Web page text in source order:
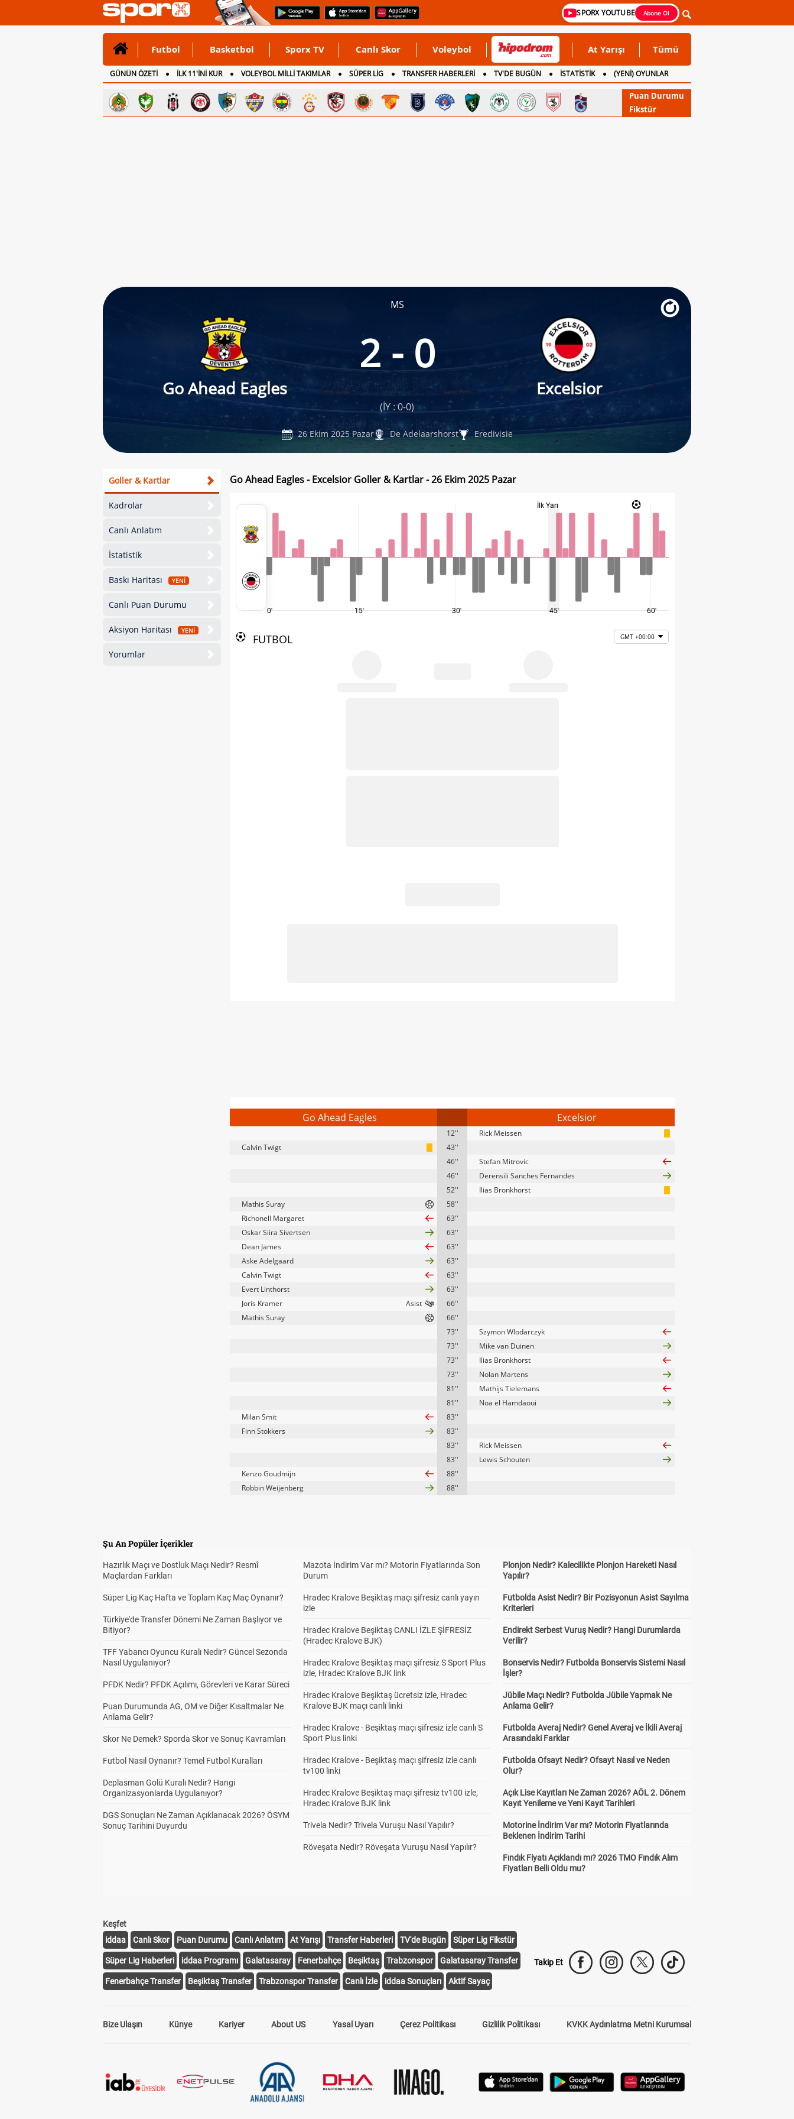
SPORX YOUTUBE Abone Ol
Futbol Basketbol Sporx TV Canlı Skor Voleybol At Yarışı Tümü
GÜNÜN ÖZETİ İLK 11'İNİ KUR VOLEYBOL MİLLİ TAKIMLAR SÜPER LİG TRANSFER HABERLERİ TV'DE BUGÜN İSTATİSTİK
(YENİ) OYUNLAR
CANLI ANLATIM
İNGİLTERE
Puan Durumu
Fikstür
MS
Go Ahead Eagles
2 - 0
Excelsior
(İY : 0-0)
26 Ekim 2025 Pazar De Adelaarshorst Eredivisie
Goller & Kartlar
Kadrolar
Canlı Anlatım
İstatistik
Baskı Haritası YENİ
Canlı Puan Durumu
Aksiyon Haritası YENİ
Yorumlar
Go Ahead Eagles - Excelsior Goller & Kartlar - 26 Ekim 2025 Pazar
0' 15' 30'
İlk Yarı
45' 60'
FUTBOL GMT +00:00
Go Ahead Eagles Excelsior
12''
Rick Meissen
Calvin Twigt
43''
46''
Stefan Mitrovic
46''
Derensili Sanches Fernandes
52''
Ilias Bronkhorst
Mathis Suray
58''
Richonell Margaret
63''
Oskar Siira Sivertsen
63''
Dean James
63''
Aske Adelgaard
63''
Calvin Twigt
63''
Evert Linthorst
63''
Joris Kramer
66''
Mathis Suray
66''
73''
Szymon Wlodarczyk
73''
Mike van Duinen
73''
Ilias Bronkhorst
73''
Nolan Martens
81''
Mathijs Tielemans
81''
Noa el Hamdaoui
Milan Smit
83''
Finn Stokkers
83''
83''
Rick Meissen
83''
Lewis Schouten
Kenzo Goudmijn
88''
Robbin Weijenberg
88''
Şu An Popüler İçerikler
Hazırlık Maçı ve Dostluk Maçı Nedir? Resmî
Maçlardan Farkları
Süper Lig Kaç Hafta ve Toplam Kaç Maç Oynanır?
Türkiye'de Transfer Dönemi Ne Zaman Başlıyor ve
Bitiyor?
TFF Yabancı Oyuncu Kuralı Nedir? Güncel Sezonda
Nasıl Uygulanıyor?
PFDK Nedir? PFDK Açılımı, Görevleri ve Karar Süreci
Puan Durumunda AG, OM ve Diğer Kısaltmalar Ne
Anlama Gelir?
Skor Ne Demek? Sporda Skor ve Sonuç Kavramları
Futbol Nasıl Oynanır? Temel Futbol Kuralları
Deplasman Golü Kuralı Nedir? Hangi
Organizasyonlarda Uygulanıyor?
DGS Sonuçları Ne Zaman Açıklanacak 2026? ÖSYM
Sonuç Tarihini Duyurdu
Mazota İndirim Var mı? Motorin Fiyatlarında Son
Durum
Hradec Kralove Beşiktaş maçı şifresiz canlı yayın
izle
Hradec Kralove Beşiktaş CANLI İZLE ŞİFRESİZ
(Hradec Kralove BJK)
Hradec Kralove Beşiktaş maçı şifresiz S Sport Plus
izle, Hradec Kralove BJK link
Hradec Kralove Beşiktaş ücretsiz izle, Hradec
Kralove BJK maçı canlı linki
Hradec Kralove - Beşiktaş maçı şifresiz izle canlı S
Sport Plus linki
Hradec Kralove - Beşiktaş maçı şifresiz izle canlı
tv100 linki
Hradec Kralove Beşiktaş maçı şifresiz tv100 izle,
Hradec Kralove BJK link
Trivela Nedir? Trivela Vuruşu Nasıl Yapılır?
Röveşata Nedir? Röveşata Vuruşu Nasıl Yapılır?
Plonjon Nedir? Kalecilikte Plonjon Hareketi Nasıl
Yapılır?
Futbolda Asist Nedir? Bir Pozisyonun Asist Sayılma
Kriterleri
Endirekt Serbest Vuruş Nedir? Hangi Durumlarda
Verilir?
Bonservis Nedir? Futbolda Bonservis Sistemi Nasıl
İşler?
Jübile Maçı Nedir? Futbolda Jübile Yapmak Ne
Anlama Gelir?
Futbolda Averaj Nedir? Genel Averaj ve İkili Averaj
Arasındaki Farklar
Futbolda Ofsayt Nedir? Ofsayt Nasıl ve Neden
Olur?
Açık Lise Kayıtları Ne Zaman 2026? AÖL 2. Dönem
Kayıt Yenileme ve Yeni Kayıt Tarihleri
Motorine İndirim Var mı? Motorin Fiyatlarında
Beklenen İndirim Tarihi
Fındık Fiyatı Açıklandı mı? 2026 TMO Fındık Alım
Fiyatları Belli Oldu mu?
Keşfet
iddaa
Canlı Skor Puan Durumu Canlı Anlatım At Yarışı Transfer Haberleri TV'de Bugün Süper Lig Fikstür
Süper Lig Haberleri iddaa Programı Galatasaray Fenerbahçe Beşiktaş Trabzonspor Galatasaray Transfer
Fenerbahçe Transfer Beşiktaş Transfer Trabzonspor Transfer Canlı İzle iddaa Sonuçları Aktif Sayaç
Takip Et
Bize Ulaşın Künye Kariyer About US Yasal Uyarı Çerez Politikası Gizlilik Politikası KVKK Aydınlatma Metni Kurumsal